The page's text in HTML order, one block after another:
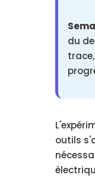
du
outils